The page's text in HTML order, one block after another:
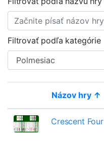
Filtrovať podľa kategórie
Thumbnail
Názov hry ↑
Crescent Four